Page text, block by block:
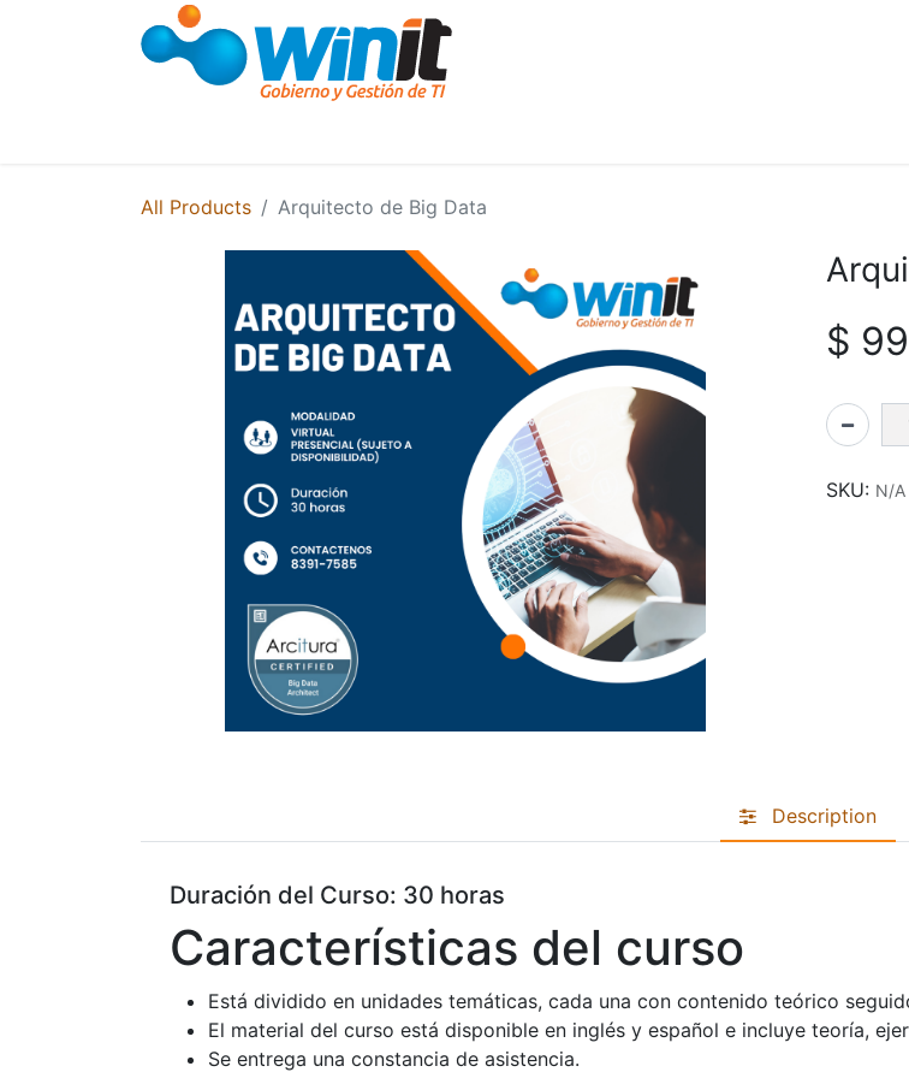
All Products Arquitecto de Big Data
$
SKU: N/A
Description
Duración del Curso: 30 horas
Características del curso
Está dividido en unidades temáticas, cada una con contenido teórico
El material del curso está disponible en inglés y español e incluye teoría,
Se entrega una constancia de asistencia.